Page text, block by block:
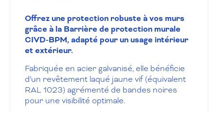
Offrez une protection robuste à vos murs
grâce à la Barrière de protection murale
CIVD-BPM, adapté pour un usage intérieur
et extérieur.
Fabriquée en acier galvanisé, elle bénéficie
d’un revêtement laqué jaune vif (équivalent
RAL 1023) agrémenté de bandes noires
pour une visibilité optimale.